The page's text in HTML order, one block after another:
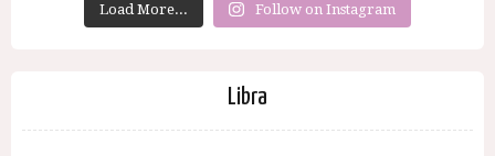
Load More... Follow on Instagram
Libra